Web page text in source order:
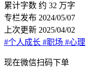
累计字数 约 32 万字
专栏发布 2024/05/07
上次更新 2025/04/02
#个人成长 #职场 #心理
现在微信扫码下单